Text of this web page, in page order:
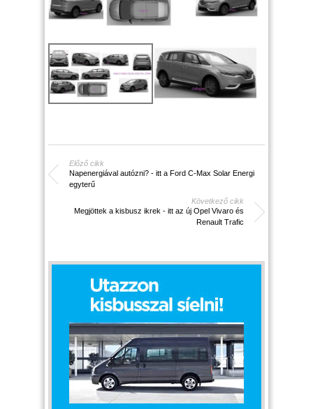
Előző cikk
Napenergiával autózni? - itt a Ford C-Max Solar Energi
egyterű
Következő cikk
Megjöttek a kisbusz ikrek - itt az új Opel Vivaro és
Renault Trafic